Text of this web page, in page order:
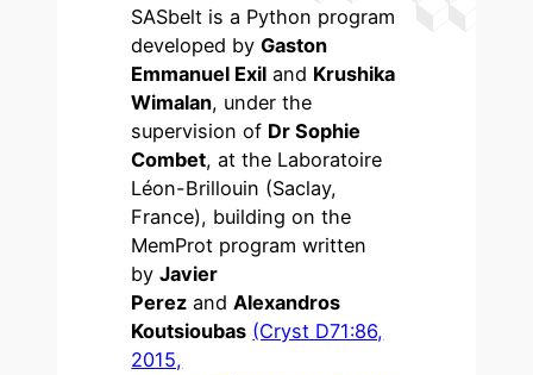
SASbelt is a Python program
developed byGaston
Emmanuel Exil and Krushika
Wimalan, under the
supervision of Dr Sophie
Combet, at the Laboratoire
Léon-Brillouin (Saclay,
France), building on the
MemProt program written
byJavier
Perez andAlexandros
Koutsioubas (Cryst D71:86,
2015,